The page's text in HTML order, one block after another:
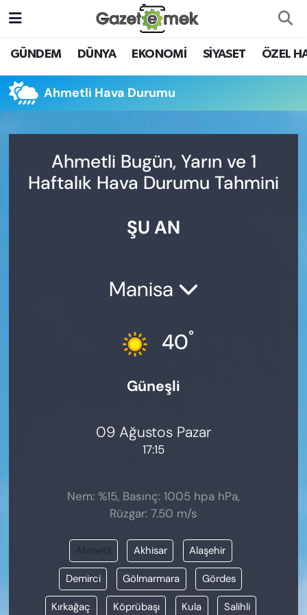
GÜNDEM DÜNYA EKONOMİ SİYASET ÖZEL
Ahmetli Hava Durumu
Ahmetli Bugün, Yarın ve 1
Haftalık Hava Durumu Tahmini
ŞU AN
Manisa
40°
Güneşli
09 Ağustos Pazar
17:15
Nem: %15, Basınç: 1005 hpa hPa,
Rüzgar: 7.50 m/s
Ahmetli Akhisar Alaşehir
Demirci Gölmarmara Gördes
Kırkağaç Köprübaşı Kula Salihli
DÜNYA
EKONOMİ
YENİ MEDYADA EMEK
GAZETECİLİĞİNİ GELİŞTİRMEK
ÖZEL HABER
SİYASET
VAN VE DİYARBAKIR HABERLERİ
Nöbetçi Eczaneler
Hava Durumu
Trafik Durumu
Süper Lig Puan Durumu ve Fikstür